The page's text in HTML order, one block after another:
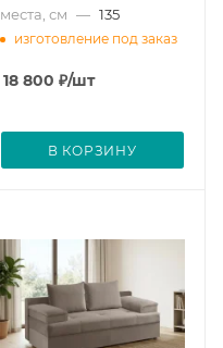
места, см — 135
изготовление под заказ
18 800 ₽/шт
В КОРЗИНУ